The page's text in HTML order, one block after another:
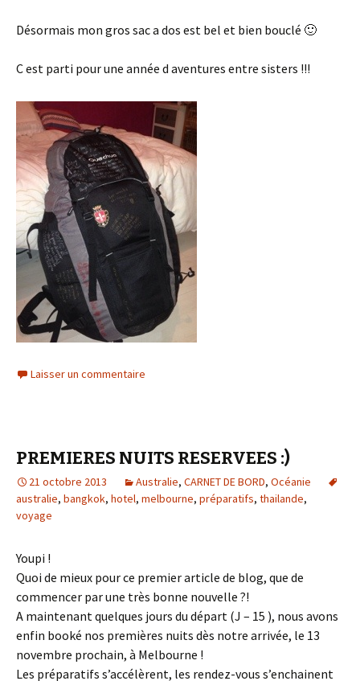
Désormais mon gros sac a dos est bel et bien bouclé 🙂
C est parti pour une année d aventures entre sisters !!!
Laisser un commentaire
PREMIERES NUITS RESERVEES :)
21 octobre 2013 Australie, CARNET DE BORD, Océanie
australie, bangkok, hotel, melbourne, préparatifs, thailande,
voyage
Youpi !
Quoi de mieux pour ce premier article de blog, que de
commencer par une très bonne nouvelle ?!
A maintenant quelques jours du départ (J – 15 ), nous avons
enfin booké nos premières nuits dès notre arrivée, le 13
novembre prochain, à Melbourne !
Les préparatifs s’accélèrent, les rendez-vous s’enchainent